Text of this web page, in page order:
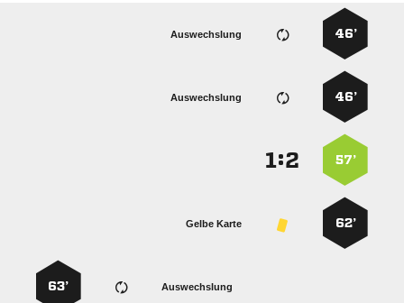
46’
Auswechslung
46’
Auswechslung
57’
:
62’
Gelbe Karte
Auswechslung
63’